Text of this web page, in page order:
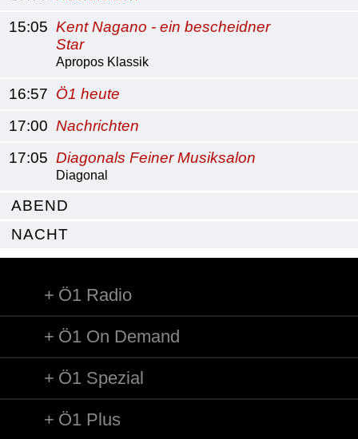
15:05 Kent Nagano - ein bescheidner
Star
Apropos Klassik
16:57 Ö1 heute
17:00 Nachrichten
17:05 Diagonals Feiner Musiksalon
Diagonal
ABEND
NACHT
Ö1 Radio
Ö1 On Demand
Ö1 Spezial
Ö1 Plus